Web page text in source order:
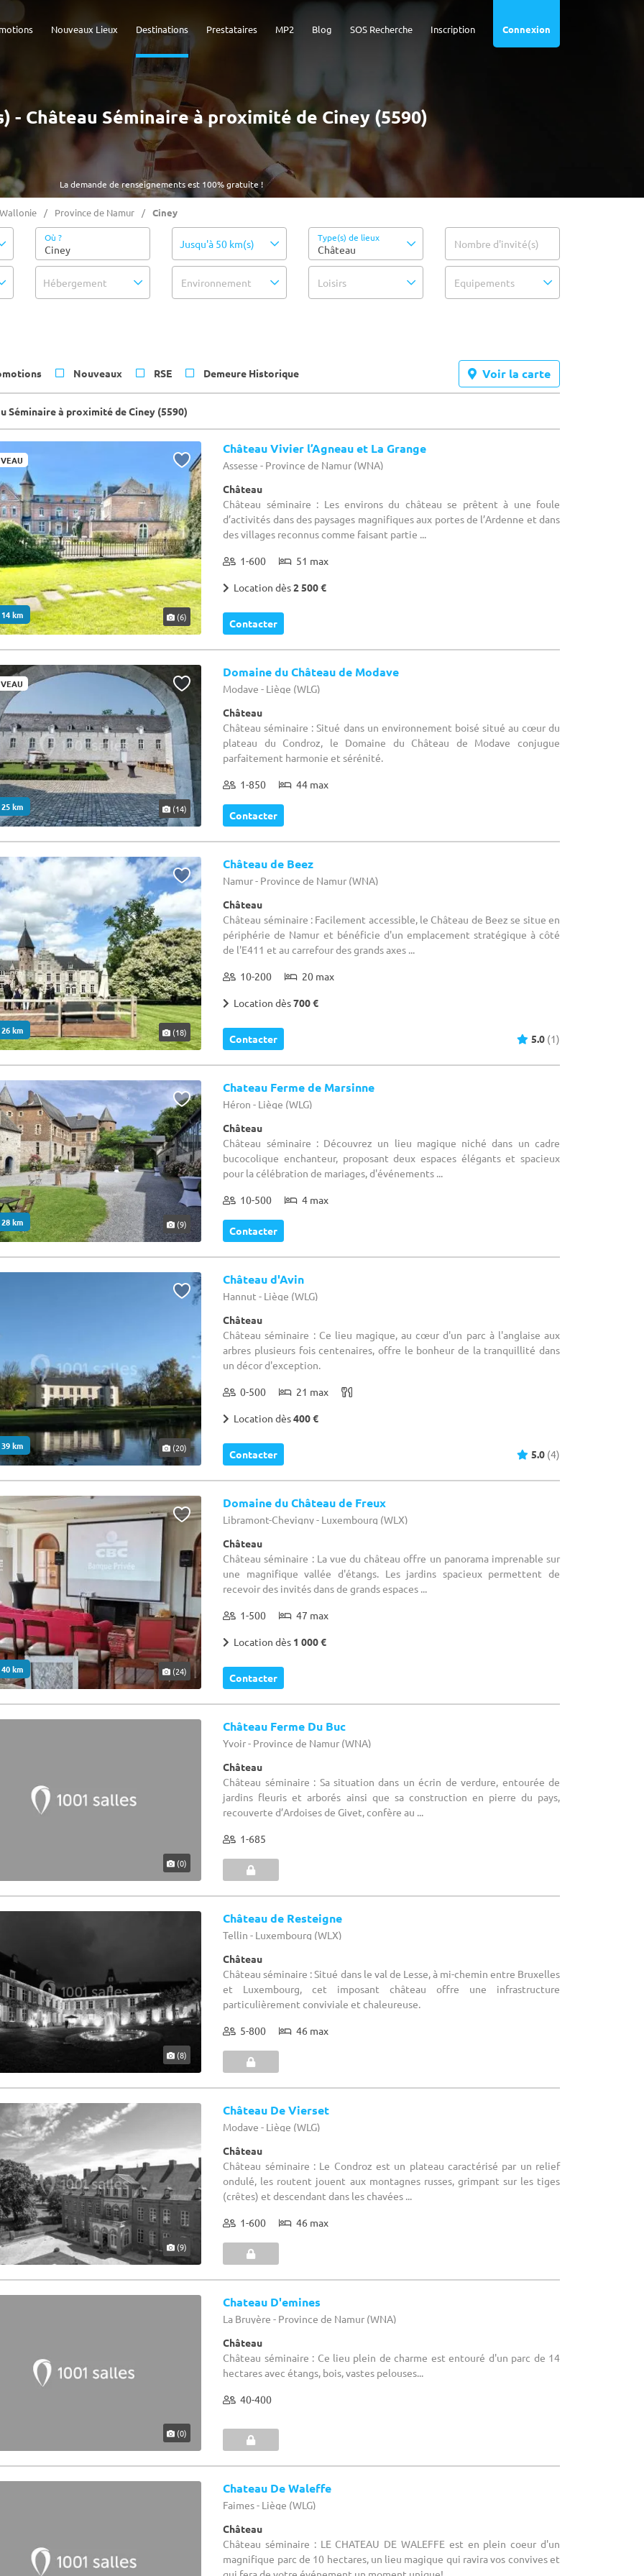
Connexion
Inscription
SOS Recherche
Blog
MP2
Prestataires
Destinations
Nouveaux Lieux
La demande de renseignements est 100% gratuite !
- Château Séminaire à proximité de Ciney (5590)
Wallonie Province de Namur Ciney
Où ? Jusqu'à 50 km(s) Type(s) de lieux
Château Nombre d'invité(s)
Hébergement Environnement Loisirs Equipements
Nouveaux RSE Demeure Historique Voir la carte
Séminaire à proximité de Ciney (5590)
km (6)
Château Vivier l’Agneau et La Grange
Assesse - Province de Namur (WNA)
Château
Château séminaire : Les environs du château se prêtent à une foule
d’activités dans des paysages magnifiques aux portes de l’Ardenne et dans
des villages reconnus comme faisant partie ...
1-600 51 max
Location dès2 500 €
Contacter
km (14)
Domaine du Château de Modave
Modave - Liège (WLG)
Château
Château séminaire : Situé dans un environnement boisé situé au cœur du
plateau du Condroz, le Domaine du Château de Modave conjugue
parfaitement harmonie et sérénité.
1-850 44 max
Contacter
km (18)
Château de Beez
Namur - Province de Namur (WNA)
Château
Château séminaire : Facilement accessible, le Château de Beez se situe en
périphérie de Namur et bénéficie d'un emplacement stratégique à côté
de l'E411 et au carrefour des grands axes ...
10-200 20 max
Location dès700 €
Contacter 5.0 (1)
km (9)
Chateau Ferme de Marsinne
Héron - Liège (WLG)
Château
Château séminaire : Découvrez un lieu magique niché dans un cadre
bucocolique enchanteur, proposant deux espaces élégants et spacieux
pour la célébration de mariages, d'événements ...
10-500 4 max
Contacter
km (20)
Château d'Avin
Hannut - Liège (WLG)
Château
Château séminaire : Ce lieu magique, au cœur d'un parc à l'anglaise aux
arbres plusieurs fois centenaires, offre le bonheur de la tranquillité dans
un décor d'exception.
0-500 21 max
Location dès400 €
Contacter 5.0 (4)
km (24)
Domaine du Château de Freux
Libramont-Chevigny - Luxembourg (WLX)
Château
Château séminaire : La vue du château offre un panorama imprenable sur
une magnifique vallée d'étangs. Les jardins spacieux permettent de
recevoir des invités dans de grands espaces ...
1-500 47 max
Location dès 1 000 €
Contacter
(0)
Château Ferme Du Buc
Yvoir - Province de Namur (WNA)
Château
Château séminaire : Sa situation dans un écrin de verdure, entourée de
jardins fleuris et arborés ainsi que sa construction en pierre du pays,
recouverte d’Ardoises de Givet, confère au ...
1-685
(8)
Château de Resteigne
Tellin - Luxembourg (WLX)
Château
Château séminaire : Situé dans le val de Lesse, à mi-chemin entre Bruxelles
et Luxembourg, cet imposant château offre une infrastructure
particulièrement conviviale et chaleureuse.
5-800 46 max
(9)
Château De Vierset
Modave - Liège (WLG)
Château
Château séminaire : Le Condroz est un plateau caractérisé par un relief
ondulé, les routent jouent aux montagnes russes, grimpant sur les tiges
(crêtes) et descendant dans les chavées ...
1-600 46 max
(0)
Chateau D'emines
La Bruyère - Province de Namur (WNA)
Château
Château séminaire : Ce lieu plein de charme est entouré d'un parc de 14
hectares avec étangs, bois, vastes pelouses...
40-400
Chateau De Waleffe
Faimes - Liège (WLG)
Château
Château séminaire : LE CHATEAU DE WALEFFE est en plein coeur d'un
magnifique parc de 10 hectares, un lieu magique qui ravira vos convives et